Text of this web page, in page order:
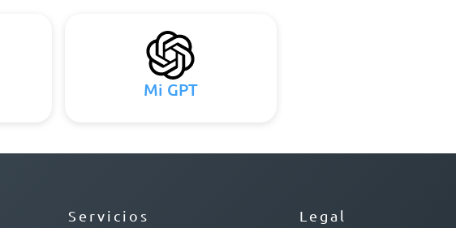
Mi GPT
Servicios Legal